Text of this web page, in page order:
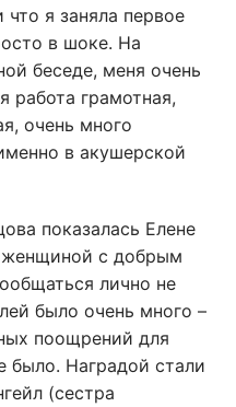
я заняла первое
в шоке. На
беседе, меня очень
работа грамотная,
очень много
в акушерской
показалась Елене
женщиной с добрым
лично не
было очень много –
поощрений для
было. Наградой стали
(сестра